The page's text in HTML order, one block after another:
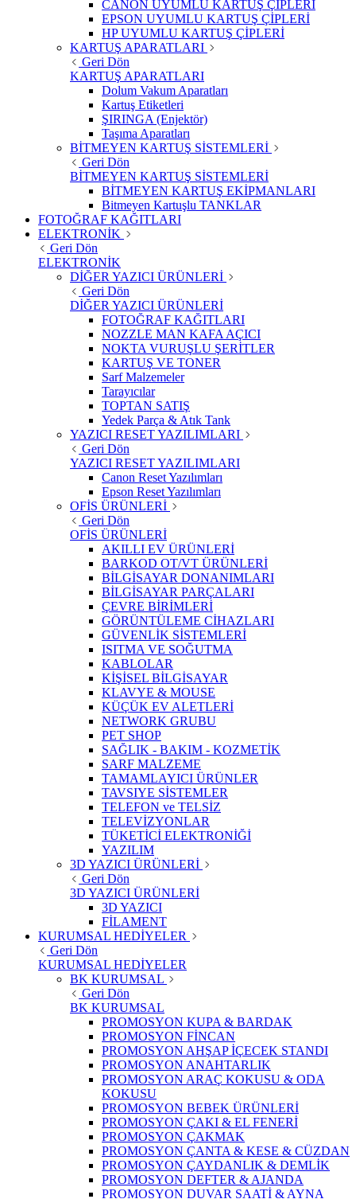
CANON UYUMLU KARTUŞ ÇİPLERİ
EPSON UYUMLU KARTUŞ ÇİPLERİ
HP UYUMLU KARTUŞ ÇİPLERİ
KARTUŞ APARATLARI
Geri Dön
KARTUŞ APARATLARI
Dolum Vakum Aparatları
Kartuş Etiketleri
ŞIRINGA (Enjektör)
Taşıma Aparatları
BİTMEYEN KARTUŞ SİSTEMLERİ
Geri Dön
BİTMEYEN KARTUŞ SİSTEMLERİ
BİTMEYEN KARTUŞ EKİPMANLARI
Bitmeyen Kartuşlu TANKLAR
FOTOĞRAF KAĞITLARI
ELEKTRONİK
Geri Dön
ELEKTRONİK
DİĞER YAZICI ÜRÜNLERİ
Geri Dön
DİĞER YAZICI ÜRÜNLERİ
FOTOĞRAF KAĞITLARI
NOZZLE MAN KAFA AÇICI
NOKTA VURUŞLU ŞERİTLER
KARTUŞ VE TONER
Sarf Malzemeler
Tarayıcılar
TOPTAN SATIŞ
Yedek Parça & Atık Tank
YAZICI RESET YAZILIMLARI
Geri Dön
YAZICI RESET YAZILIMLARI
Canon Reset Yazılımları
Epson Reset Yazılımları
OFİS ÜRÜNLERİ
Geri Dön
OFİS ÜRÜNLERİ
AKILLI EV ÜRÜNLERİ
BARKOD OT/VT ÜRÜNLERİ
BİLGİSAYAR DONANIMLARI
BİLGİSAYAR PARÇALARI
ÇEVRE BİRİMLERİ
GÖRÜNTÜLEME CİHAZLARI
GÜVENLİK SİSTEMLERİ
ISITMA VE SOĞUTMA
KABLOLAR
KİŞİSEL BİLGİSAYAR
KLAVYE & MOUSE
KÜÇÜK EV ALETLERİ
NETWORK GRUBU
PET SHOP
SAĞLIK - BAKIM - KOZMETİK
SARF MALZEME
TAMAMLAYICI ÜRÜNLER
TAVSIYE SİSTEMLER
TELEFON ve TELSİZ
TELEVİZYONLAR
TÜKETİCİ ELEKTRONİĞİ
YAZILIM
3D YAZICI ÜRÜNLERİ
Geri Dön
3D YAZICI ÜRÜNLERİ
3D YAZICI
FİLAMENT
KURUMSAL HEDİYELER
Geri Dön
KURUMSAL HEDİYELER
BK KURUMSAL
Geri Dön
BK KURUMSAL
PROMOSYON KUPA & BARDAK
PROMOSYON FİNCAN
PROMOSYON AHŞAP İÇECEK STANDI
PROMOSYON ANAHTARLIK
PROMOSYON ARAÇ KOKUSU & ODA
KOKUSU
PROMOSYON BEBEK ÜRÜNLERİ
PROMOSYON ÇAKI & EL FENERİ
PROMOSYON ÇAKMAK
PROMOSYON ÇANTA & KESE & CÜZDAN
PROMOSYON ÇAYDANLIK & DEMLİK
PROMOSYON DEFTER & AJANDA
PROMOSYON DUVAR SAATİ & AYNA